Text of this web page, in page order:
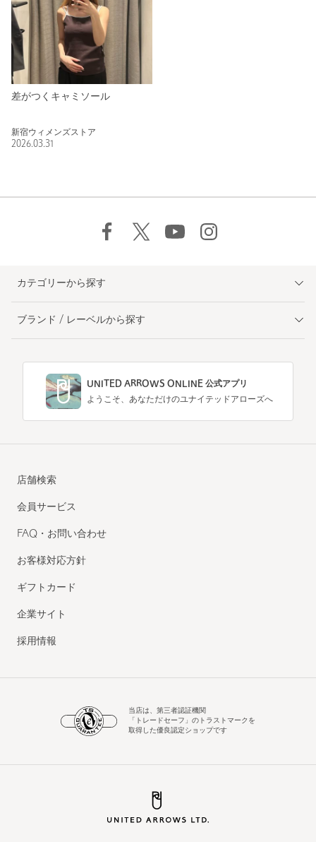
差がつくキャミソール
新宿ウィメンズストア
2026.03.31
カテゴリーから探す
ブランド / レーベルから探す
UNITED ARROWS ONLINE 公式アプリ
ようこそ、あなただけのユナイテッドアローズへ
店舗検索
会員サービス
FAQ・お問い合わせ
お客様対応方針
ギフトカード
企業サイト
採用情報
当店は、第三者認証機関
「トレードセーフ」のトラストマークを
取得した優良認定ショップです